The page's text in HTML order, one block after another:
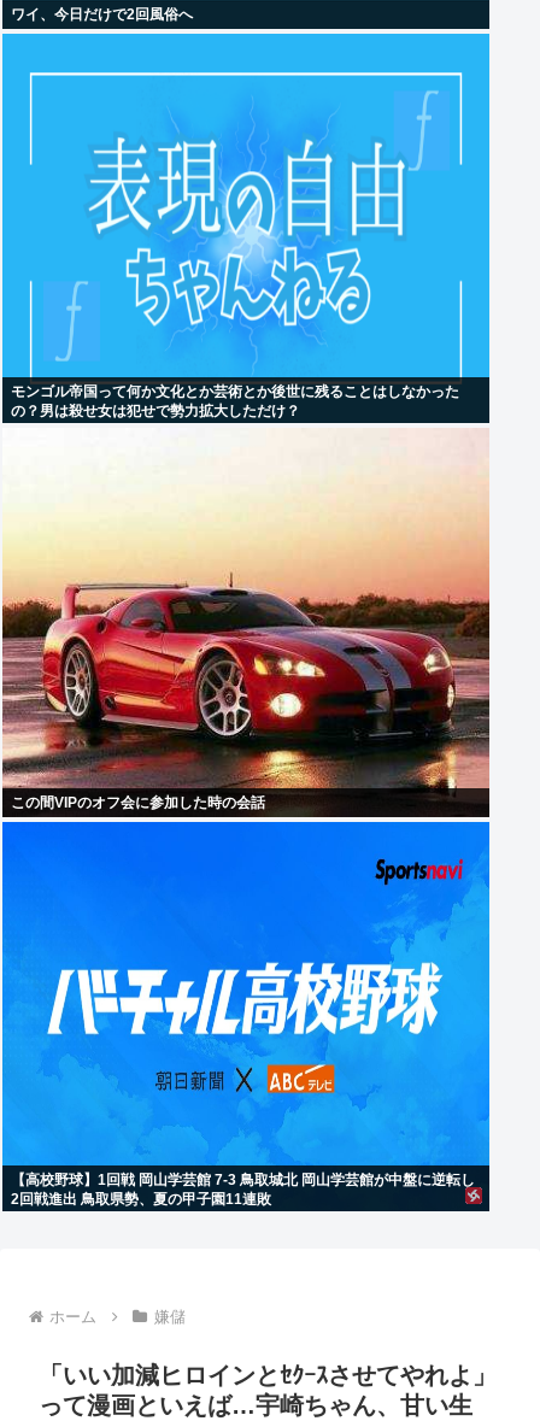
ワイ、今日だけで2回風俗へ
モンゴル帝国って何か文化とか芸術とか後世に残ることはしなかった
の？男は殺せ女は犯せで勢力拡大しただけ？
この間VIPのオフ会に参加した時の会話
【高校野球】1回戦 岡山学芸館 7-3 鳥取城北 岡山学芸館が中盤に逆転し
2回戦進出 鳥取県勢、夏の甲子園11連敗
ホーム 嫌儲
「いい加減ヒロインとｾｸｰｽさせてやれよ」
って漫画といえば…宇崎ちゃん、甘い生